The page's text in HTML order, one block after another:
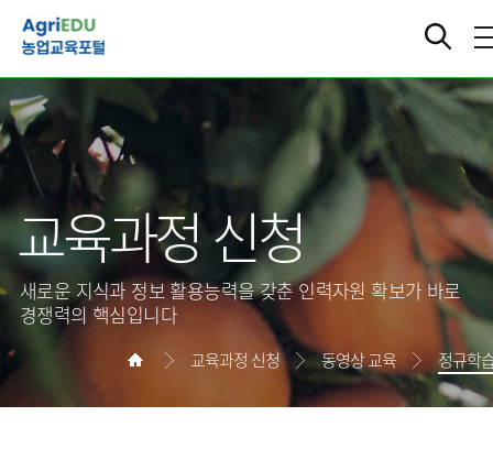
교육과정 신청
새로운 지식과 정보 활용능력을 갖춘 인력자원 확보가 바로
경쟁력의 핵심입니다
교육과정 신청 동영상 교육 정규학